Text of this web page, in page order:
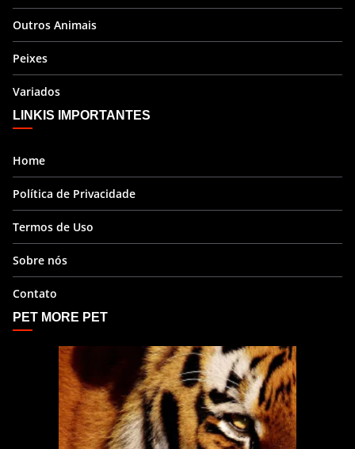
Outros Animais
Peixes
Variados
LINKIS IMPORTANTES
Home
Política de Privacidade
Termos de Uso
Sobre nós
Contato
PET MORE PET